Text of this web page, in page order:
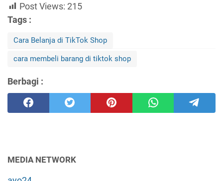
Post Views: 215
Tags :
Cara Belanja di TikTok Shop
cara membeli barang di tiktok shop
Berbagi :
MEDIA NETWORK